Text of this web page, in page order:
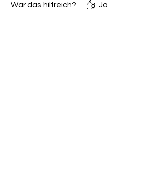
War das hilfreich? Ja